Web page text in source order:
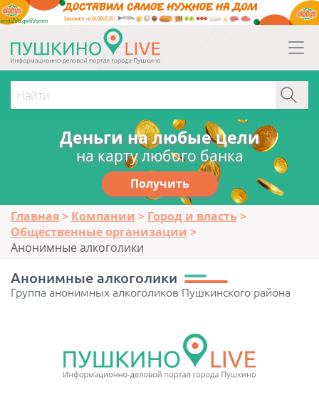
erid:2Vtzqw6Vsmm
Деньги на любые цели
на карту любого банка
Получить
Главная Компании
Город и власть
Общественные организации
Анонимные алкоголики
Анонимные алкоголики
Группа анонимных алкоголиков Пушкинского района